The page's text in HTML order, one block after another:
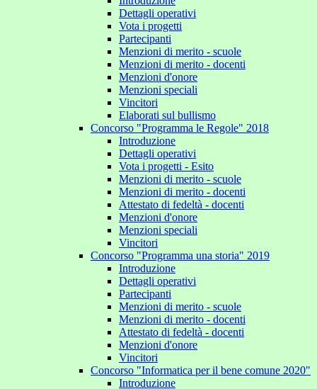
Dettagli operativi
Vota i progetti
Partecipanti
Menzioni di merito - scuole
Menzioni di merito - docenti
Menzioni d'onore
Menzioni speciali
Vincitori
Elaborati sul bullismo
Concorso "Programma le Regole" 2018
Introduzione
Dettagli operativi
Vota i progetti - Esito
Menzioni di merito - scuole
Menzioni di merito - docenti
Attestato di fedeltà - docenti
Menzioni d'onore
Menzioni speciali
Vincitori
Concorso "Programma una storia" 2019
Introduzione
Dettagli operativi
Partecipanti
Menzioni di merito - scuole
Menzioni di merito - docenti
Attestato di fedeltà - docenti
Menzioni d'onore
Vincitori
Concorso "Informatica per il bene comune 2020"
Introduzione